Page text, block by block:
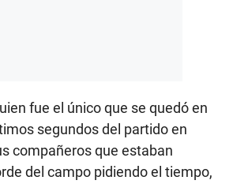
fue el único que se quedó en
segundos del partido en
compañeros que estaban
del campo pidiendo el tiempo,